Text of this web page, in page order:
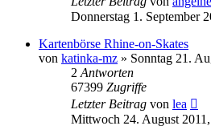
Donnerstag 1. September
Kartenbörse Rhine-on-Skates
von katinka-mz » Sonntag 21.
2 Antworten
67399 Zugriffe
Letzter Beitrag von lea
Mittwoch 24. August